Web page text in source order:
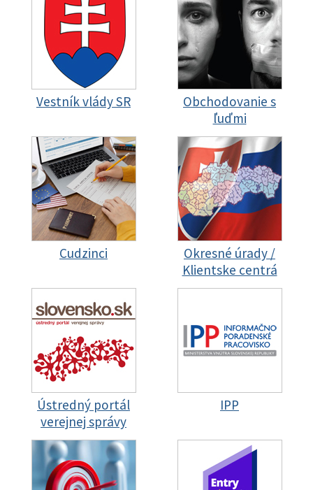
Vestník vlády SR
Obchodovanie s
ľuďmi
Cudzinci
Okresné úrady /
Klientske centrá
Ústredný portál
verejnej správy
IPP